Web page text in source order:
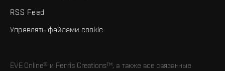
RSS Feed
Управлять файлами cookie
EVE Online® и Fenris Creations™, а также все связанные